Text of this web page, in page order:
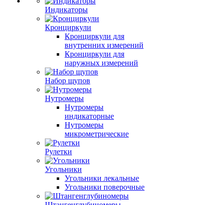
Индикаторы
Кронциркули
Кронциркули для
внутренних измерений
Кронциркули для
наружных измерений
Набор щупов
Нутромеры
Нутромеры
индикаторные
Нутромеры
микрометрические
Рулетки
Угольники
Угольники лекальные
Угольники поверочные